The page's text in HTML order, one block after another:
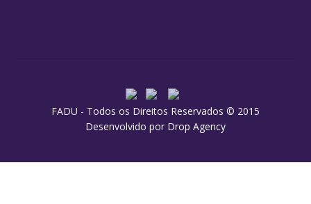
FADU - Todos os Direitos Reservados © 2015
Desenvolvido por Drop Agency